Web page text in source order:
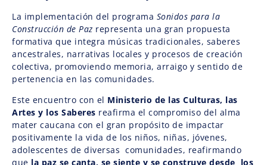
La implementación del programa Sonidos para la
Construcción de Paz representa una gran propuesta
formativa que integra músicas tradicionales, saberes
ancestrales, narrativas locales y procesos de creación
colectiva, promoviendo memoria, arraigo y sentido de
pertenencia en las comunidades.
Este encuentro con el Ministerio de las Culturas, las
Artes y los Saberes reafirma el compromiso del alma
mater caucana con el gran propósito de impactar
positivamente la vida de los niños, niñas, jóvenes,
adolescentes de diversas comunidades, reafirmando
que la paz se canta, se siente y se construye desde los